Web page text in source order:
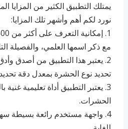
يمتلك التطبيق الكثير من المزايا
نورد لكم أهم وأشهر تلك المزايا:
مع ذكر اسمها العلمي، والفصيلة
2. ‏يعتبر هذا التطبيق من أصدق
تحديد نوع الحشرة بمعدل دقة تحديد
3. ‏يعتبر التطبيق أداة تعليمية
الحشرات.
4. ‏واجهة مستخدم رائعة بسيطة